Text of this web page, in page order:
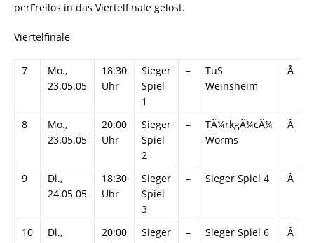
perFreilos in das Viertelfinale gelost.
Viertelfinale
7
Mo.,
23.05.05
18:30
Uhr
Sieger
Spiel
1
–
TuS
Weinsheim
Â
8
Mo.,
23.05.05
20:00
Uhr
Sieger
Spiel
2
–
TÃ¼rkgÃ¼cÃ¼
Worms
Â
9
Di.,
24.05.05
18:30
Uhr
Sieger
Spiel
3
– Sieger Spiel 4 Â
10
Di.,
20:00
Sieger
– Sieger Spiel 6 Â